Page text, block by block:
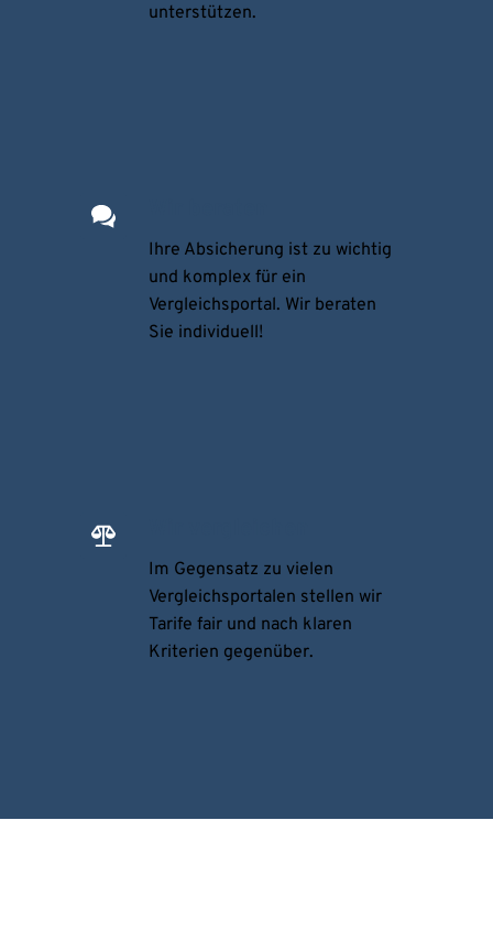
unterstützen.
Ihre Absicherung ist zu wichtig
und komplex für ein
Vergleichsportal. Wir beraten
Sie individuell!
Im Gegensatz zu vielen
Vergleichsportalen stellen wir
Tarife fair und nach klaren
Kriterien gegenüber.